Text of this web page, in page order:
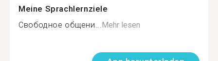
Meine Sprachlernziele
Свободное общени... Mehr lesen